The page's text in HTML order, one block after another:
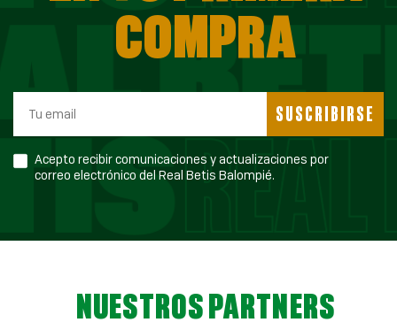
COMPRA
SUSCRIBIRSE
Acepto recibir comunicaciones y actualizaciones por
correo electrónico del Real Betis Balompié.
NUESTROS PARTNERS